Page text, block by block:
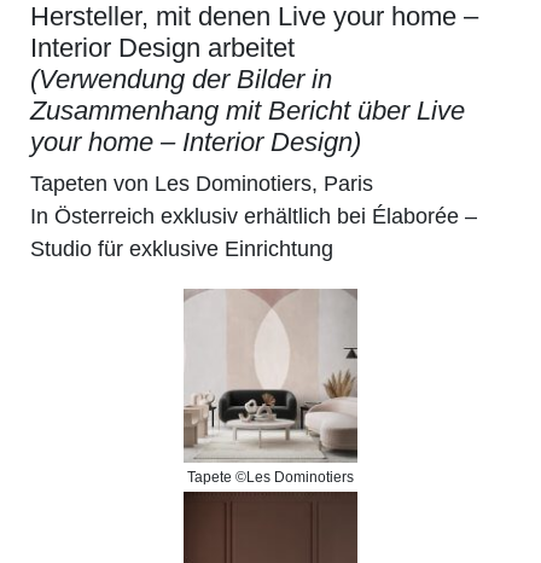
Hersteller, mit denen Live your home –
Interior Design arbeitet
(Verwendung der Bilder in
Zusammenhang mit Bericht über Live
your home – Interior Design)
Tapeten von Les Dominotiers, Paris
In Österreich exklusiv erhältlich bei Élaborée –
Studio für exklusive Einrichtung
Tapete ©Les Dominotiers